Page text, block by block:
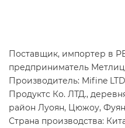
Поставщик, импортер в
предприниматель
Производитель: Mifine
Продуктс Ко. ЛТД.,
район Луоян, Цюжоу,
Страна производства: